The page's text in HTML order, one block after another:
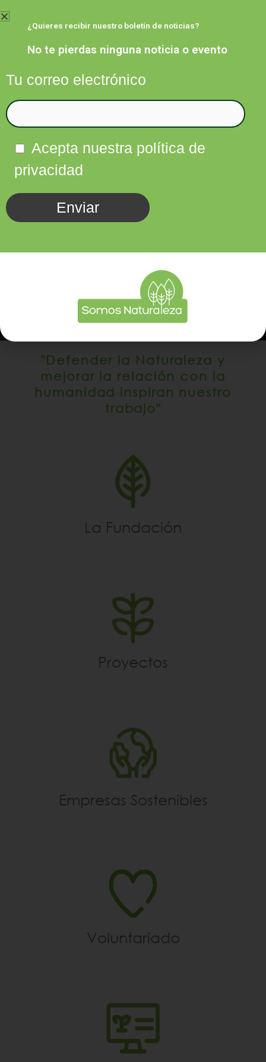
al
contenido
"Defender la Naturaleza y
mejorar la relación con la
humanidad inspiran nuestro
trabajo"
La Fundación
Proyectos
Empresas Sostenibles
Voluntariado
¿Quieres recibir nuestro boletín de noticias?
No te pierdas ninguna noticia o evento
Tu correo electrónico
Acepta nuestra política de
privacidad